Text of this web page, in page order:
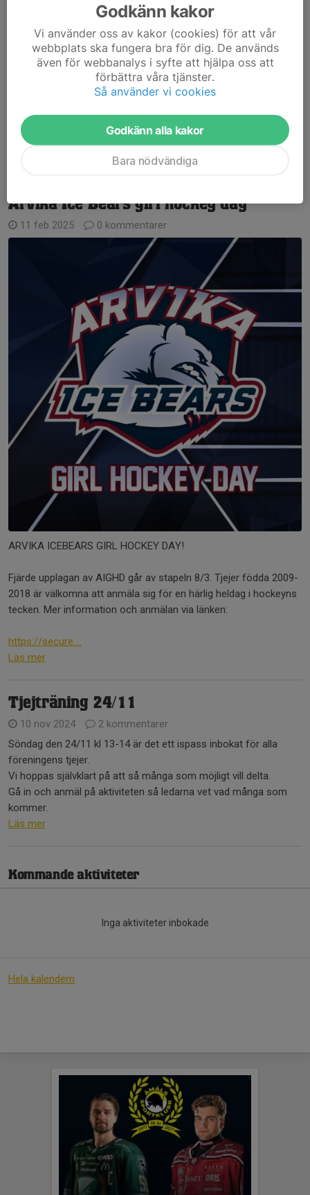
3 okt 2025
0 kommentarer
På fredag 10/10 kl 19:10 drar tjejträningen igång.
Alla tjejer i alla åldersgrupper är välkomna.
målvaktsträningen.
Det kommer inte skickas ut någon kallelse till...
Arvika Ice Bears girl hockey day
11 feb 2025 0 kommentarer
ARVIKA ICEBEARS GIRL HOCKEY DAY!
Fjärde upplagan av AIGHD går av stapeln 8/3. Tjejer födda 2009-
2018 är välkomna att anmäla sig för en härlig heldag i hockeyns
tecken. Mer information och anmälan via länken:
https://secure....
Läs mer
Tjejträning 24/11
10 nov 2024
2 kommentarer
Söndag den 24/11 kl 13-14 är det ett ispass inbokat för alla
föreningens tjejer.
Vi hoppas självklart på att så många som möjligt vill delta.
Gå in och anmäl på aktiviteten så ledarna vet vad många som
kommer.
Läs mer
Kommande aktiviteter
Inga aktiviteter inbokade
Hela kalendern
Godkänn kakor
Vi använder oss av kakor (cookies) för att vår
webbplats ska fungera bra för dig. De används
även för webbanalys i syfte att hjälpa oss att
förbättra våra tjänster.
Så använder vi cookies
Godkänn alla kakor
Bara nödvändiga